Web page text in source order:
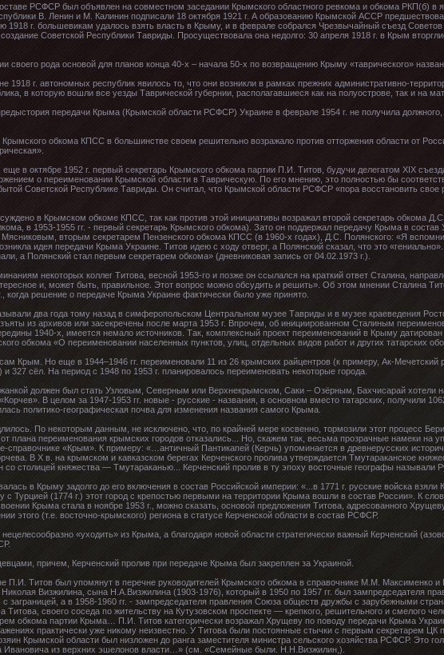
РСФСР был объявлен на совместном заседании Крымского областного ревкома и обкома РКП(б) в
В. Ленин и М. Калинин подписали 18 октября 1921 г. А образованию Крымской АССР
1918 г. большевикам удалось взять власть в Крыму, и в феврале собрался Чрезвычайный съезд
Советской Республики Тавриды. Просуществовала она недолго: 30 апреля 1918 г. в Крым
своего рода основой для планов конца 40-х – начала 50-х по возвращению Крыму «таврического»
1918 г. автономных республик явилось то, что они возникли в рамках прежних административно-
в которую вошли все уезды Таврической губернии, располагавшиеся как на полуострове, так и на
передачи Крыма (Крымской области РСФСР) Украине в феврале 1954 г. не получила должного,
обкома КПСС в большинстве своем решительно возражало против отторжения области от
в октябре 1952 г. первый секретарь Крымского обкома партии П.И. Титов, будучи делегатом ХIХ
о переименовании Крымской области в Таврическую. По его мнению, это полностью бы
Советской Республике Тавриды. Он считал, что Крымской области РСФСР «пора восстановить свое
в Крымском обкоме КПСС, так как против этой инициативы возражал второй секретарь обкома
в 1953-1955 гг. - первый секретарь Крымского обкома). Зато он поддержал передачу Крыма в
Мясниковым, вторым секретарем Пензенского обкома КПСС (в 1960-х годах), Д.С. Полянского: «Я
идея передачи Крыма Украине. Титов идею с ходу отверг, а Полянский сказал, что это
а Полянский стал первым секретарем обкома» (дневниковая запись от 04.02.1973 г.).
некоторых коллег Титова, весной 1953-го и позже он ссылался на краткий ответ Сталина,
и, может быть, правильное. Этот вопрос можно обсудить и решить». Об этом мнении Сталина
решение о передаче Крыма Украине фактически было уже принято.
два года тому назад в симферопольском Центральном музее Тавриды и в музее краеведения
из архивов или засекречены после марта 1953 г. Впрочем, об инициированном Сталиным
1940-х, имеется немало источников. Так, комплексный проект переименований в Крыму
обкома «О переименовании населенных пунктов, улиц, отдельных видов работ и других татарских
Крым. Но еще в 1944–1946 гг. переименовали 11 из 26 крымских райцентров (к примеру, Ак-Мечетский
сёл. На период с 1948 по 1953 г. планировалось переименовать некоторые города.
должен был стать Узловым, Северным или Верхнекрымском, Саки – Озёрным, Бахчисарай хотели
В целом за 1947-1953 гг. новые - русские - названия, в основном вместо татарских, получили
политико-географическая почва для изменения названия самого Крыма.
По некоторым данным, не исключено, что, по крайней мере косвенно, тормозили этот процесс
плана переименования крымских городов отказались... Но, скажем так, весьма прозрачные намеки на
справочнике «Крым». К примеру: «…античный Пантикапей (Керчь) упоминается в древнерусских
В Х в. на крымском и кавказском берегах Керченского пролива утверждается Тмутараканское
со столицей княжества — Тмутараканью... Керченский пролив в ту эпоху восточные географы называли
в Крыму задолго до его включения в состав Российской империи: «...в 1771 г. русские войска
Турцией (1774 г.) этот город с крепостью первыми на территории Крыма вошли в состав России». К
Крыма стала в ноябре 1953 г., можно сказать, основой предложения Титова, адресованного
этого (т.е. восточно-крымского) региона в статусе Керченской области в состав РСФСР.
«уходить» из Крыма, а благодаря новой области стратегически важный Керченский
причем, Керченский пролив при передаче Крыма был закреплен за Украиной.
П.И. Титов был упомянут в перечне руководителей Крымского обкома в справочнике М.М. Максименко и
Визжилина, сына Н.А.Визжилина (1903-1976), который в 1950 по 1957 гг. был зампредседателя
заграницей, а в 1958-1960 гг. - зампредседателя правления Союза обществ дружбы с зарубежными
своего соседа по жительству на Кутузовском проспекте — крепкого, решительного и смелого
обкома партии Крыма… П.И. Титов категорически возражал Хрущеву по поводу передачи Крыма
практически уже никому неизвестно. У Титова были постоянные стычки с первым секретарем ЦК
Крымской области был низложен до ранга заместителя министра сельского хозяйства РСФСР. Это
Ивановича из верхних эшелонов власти…» (см. «Семейные были. Н.Н.Визжилин,).